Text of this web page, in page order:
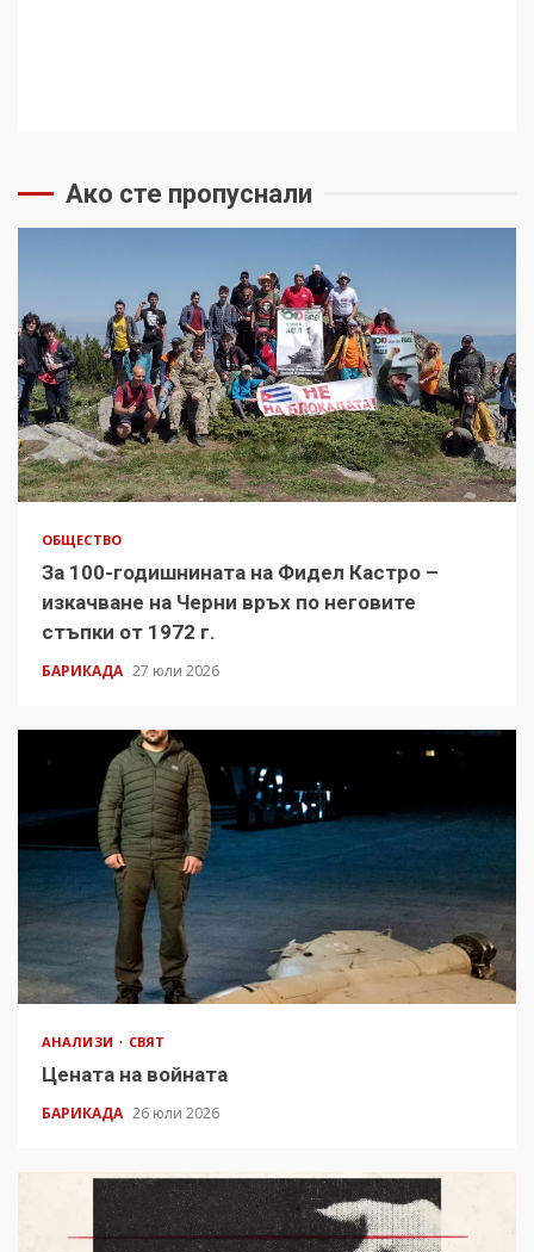
Ако сте пропуснали
ОБЩЕСТВО
За 100-годишнината на Фидел Кастро –
изкачване на Черни връх по неговите
стъпки от 1972 г.
БАРИКАДА 27 юли 2026
АНАЛИЗИ СВЯТ
Цената на войната
БАРИКАДА 26 юли 2026